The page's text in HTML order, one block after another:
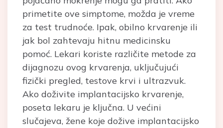
primetite ove simptome, možda je vreme
za test trudnoće. Ipak, obilno krvarenje ili
jak bol zahtevaju hitnu medicinsku
pomoć. Lekari koriste različite metode za
dijagnozu ovog krvarenja, uključujući
fizički pregled, testove krvi i ultrazvuk.
Ako doživite implantacijsko krvarenje,
poseta lekaru je ključna. U većini
slučajeva, žene koje dožive implantacijsko